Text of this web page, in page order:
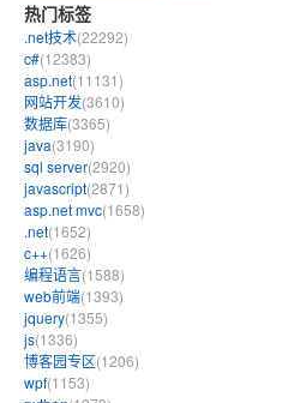
热门标签
.net技术(22292)
c#(12383)
asp.net(11131)
网站开发(3610)
数据库(3365)
java(3190)
sql server(2920)
javascript(2871)
asp.net mvc(1658)
.net(1652)
c++(1626)
编程语言(1588)
web前端(1393)
jquery(1355)
js(1336)
博客园专区(1206)
wpf(1153)